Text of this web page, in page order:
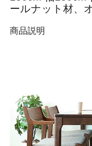
ールナット材、
商品説明